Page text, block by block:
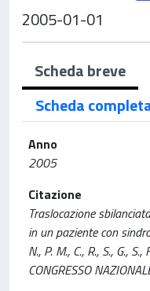
2005-01-01
Scheda breve
Scheda
Anno
2005
Citazione
Traslocazione
in un paziente con
N., P. M., C., R., S., G.,
CONGRESSO